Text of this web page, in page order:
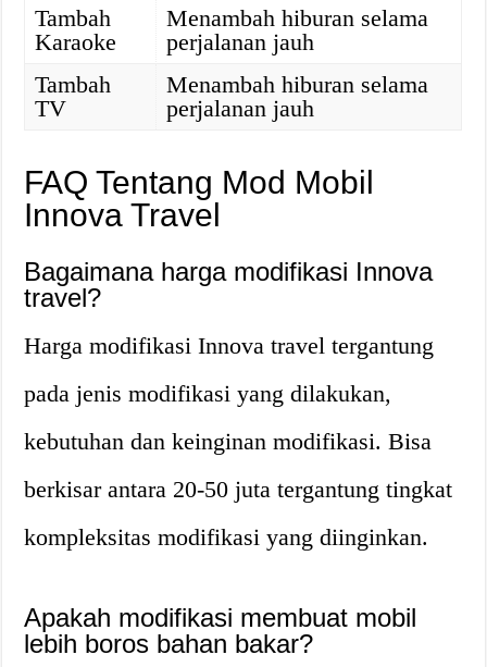
Tambah
Karaoke
Menambah hiburan selama
perjalanan jauh
Tambah
TV
Menambah hiburan selama
perjalanan jauh
FAQ Tentang Mod Mobil
Innova Travel
Bagaimana harga modifikasi Innova
travel?
Harga modifikasi Innova travel tergantung
pada jenis modifikasi yang dilakukan,
kebutuhan dan keinginan modifikasi. Bisa
berkisar antara 20-50 juta tergantung tingkat
kompleksitas modifikasi yang diinginkan.
Apakah modifikasi membuat mobil
lebih boros bahan bakar?